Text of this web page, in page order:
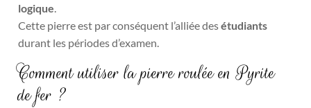
logique.
Cette pierre est par conséquent l’alliée desétudiants
durant les périodes d’examen.
Comment utiliser la pierre roulée en Pyrite
de fer ?